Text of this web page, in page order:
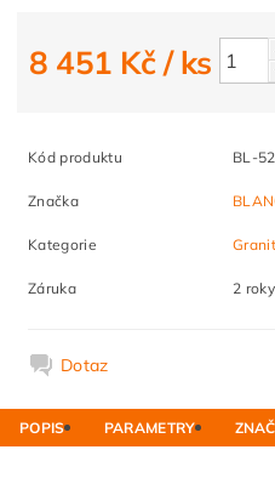
8 451 Kč/ ks
Kód produktu BL-
Značka
Kategorie
Záruka 2 roky
Dotaz
POPIS PARAMETRY